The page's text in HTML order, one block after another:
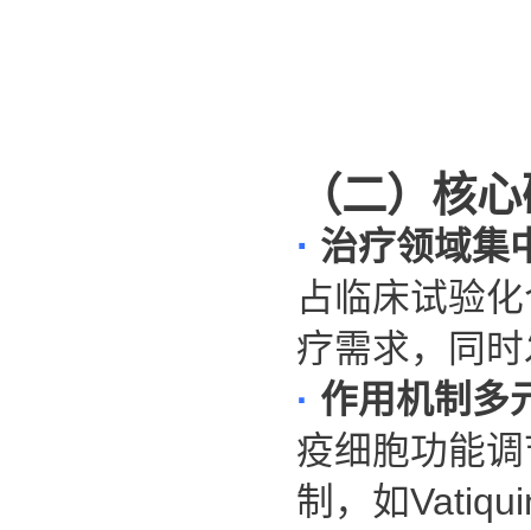
（二）核
· 治疗领域集
占临床试验
疗需求，同
· 作用机制多
疫细胞功能
制，如